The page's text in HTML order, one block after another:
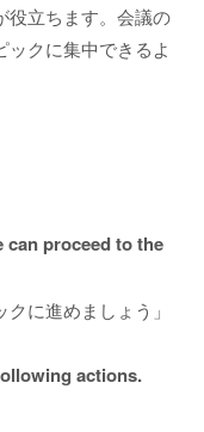
役立ちます。会議の
クに集中できるよ
proceed to the
に進めましょう」
actions.